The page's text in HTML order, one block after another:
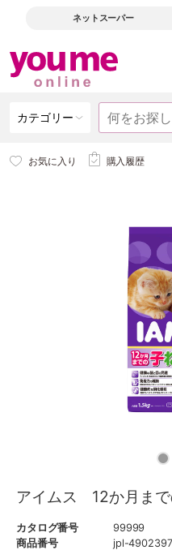
ネットスーパー
カテゴリー
お気に入り 購入履歴
アイムス 12か月まで
カタログ番号
99999
商品番号
jpl-